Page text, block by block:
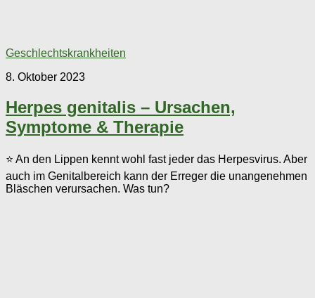
Geschlechtskrankheiten
8. Oktober 2023
Herpes genitalis – Ursachen,
Symptome & Therapie
⭐ An den Lippen kennt wohl fast jeder das Herpesvirus. Aber
auch im Genitalbereich kann der Erreger die unangenehmen
Bläschen verursachen. Was tun?